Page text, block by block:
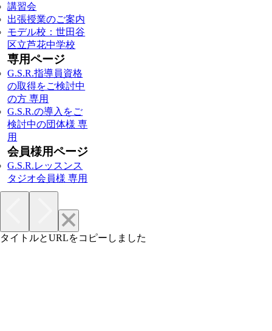
講習会
出張授業のご案内
モデル校：世田谷
区立芦花中学校
専用ページ
G.S.R.指導員資格
の取得をご検討中
の方 専用
G.S.R.の導入をご
検討中の団体様 専
用
会員様用ページ
G.S.R.レッスンス
タジオ会員様 専用
タイトルとURLをコピーしました